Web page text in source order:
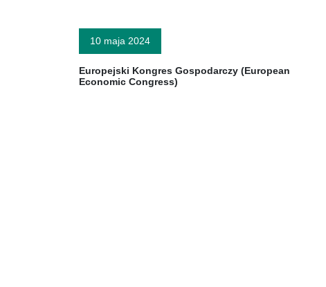
10 maja 2024
Europejski Kongres Gospodarczy (European
Economic Congress)